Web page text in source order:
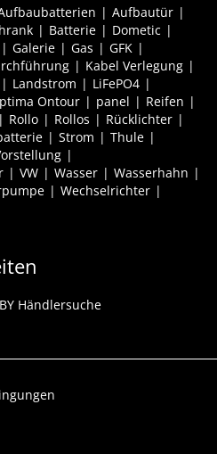
Aufbautür
Batterie
Dometic
Galerie Gas
GFK
Kabel Verlegung
Landstrom
LiFePO4
Ontour panel
Reifen
Rollo Rollos
Rücklichter
Strom
Thule
VW Wasser
Wasserhahn
Wechselrichter
Händlersuche